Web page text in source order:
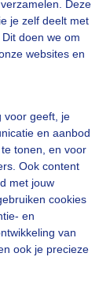
Deze
je zelf deelt met
doen we om
websites en
voor geeft, je
en aanbod
tonen, en voor
Ook content
met jouw
cookies
en
van
ook je precieze